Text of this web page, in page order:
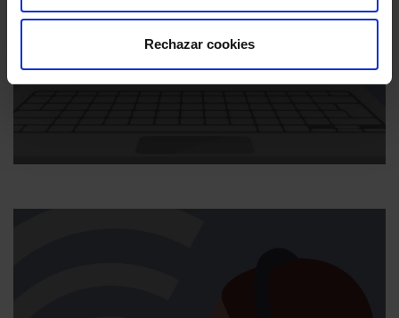
Rechazar cookies